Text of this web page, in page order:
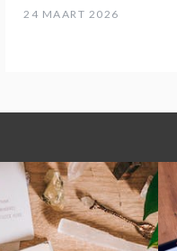
24 MAART 2026